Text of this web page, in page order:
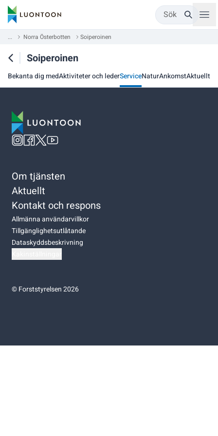
Sök
... Norra Österbotten Soiperoinen
Soiperoinen
Bekanta dig medAktiviteter och lederServiceNaturAnkomstAktuellt
Om tjänsten
Aktuellt
Kontakt och respons
Allmänna användarvillkor
Tillgänglighetsutlåtande
Dataskyddsbeskrivning
©Forststyrelsen 2026